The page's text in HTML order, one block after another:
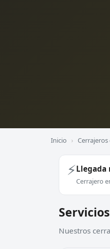
Inicio ›
⚡Llegada
Cerrajero
Nuestros